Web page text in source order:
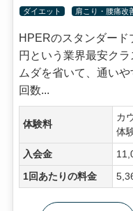
ダイエット 肩こり・腰痛改
HPERのスタンダー
円という業界最安ク
ムダを省いて、通い
回数...
体験料
カ
体
入会金
1回あたりの料金